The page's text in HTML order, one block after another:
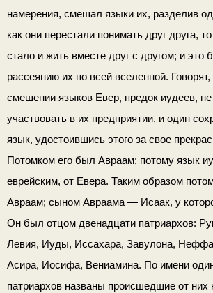
намерения, сме­шал языки их, разделив
как они пе­рестали понимать друг друга,
стало и жить вместе друг с другом; и это
рас­сеянию их по всей вселенной.
смеше­нии языков Евер, предок иудеев, не
участвовать в их предприятии, и один
язык, удо­стоившись этого за свое
Потомком его был Авраам; потому язык
еврейским, от Евера. Таким образом
Авраам; сы­ном Авраама — Исаак, у
Он был отцом двенадцати патриархов:
Левия, Иуды, Иссахара, Завулона,
Асира, Иосифа, Вениамина. По имени
патриархов названы происшедшие от них